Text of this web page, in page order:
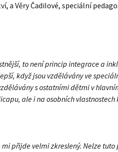
a Věry Čadilové, speciální
to není princip integrace a
když jsou vzdělávány ve
s ostatními dětmi v
ale i na osobních
přijde velmi zkreslený. Nelze